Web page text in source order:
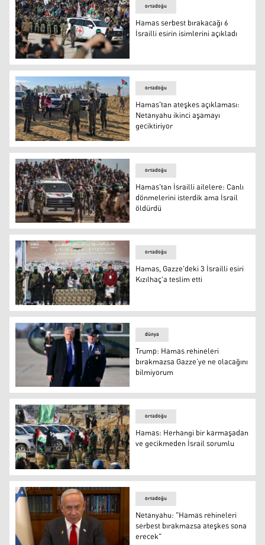
Arşiv
ortadoğu
Hamas serbest bırakacağı 6
İsrailli esirin isimlerini açıkladı
Hamas'tan ateşkes açıklaması: Netanyahu ikinci
ortadoğu
Hamas'tan ateşkes açıklaması:
Netanyahu ikinci aşamayı
geciktiriyor
Hamas'tan İsrailli ailelere: Canlı dönmelerini isterdik
ortadoğu
Hamas'tan İsrailli ailelere: Canlı
dönmelerini isterdik ama İsrail
öldürdü
Hamas, Gazze'deki 3 İsrailli esiri Kızılhaç'a teslim etti
ortadoğu
Hamas, Gazze'deki 3 İsrailli esiri
Kızılhaç'a teslim etti
Trump: Hamas rehineleri bırakmazsa Gazze’ye ne
dünya
Trump: Hamas rehineleri
bırakmazsa Gazze’ye ne olacağını
bilmiyorum
Hamas: Herhangi bir karmaşadan ve gecikmeden İsrail
ortadoğu
Hamas: Herhangi bir karmaşadan
ve gecikmeden İsrail sorumlu
ortadoğu
Netanyahu: "Hamas rehineleri
serbest bırakmazsa ateşkes sona
erecek"